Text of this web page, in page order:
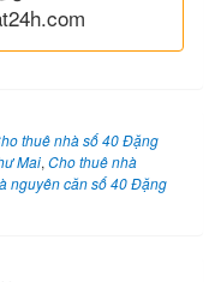
thuê nhà số 40 Đặng
Mai, Cho thuê nhà
nguyên căn số 40 Đặng